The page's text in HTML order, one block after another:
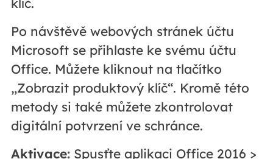
klíč.
Po návštěvě webových stránek účtu
Microsoft se přihlaste ke svému účtu
Office. Můžete kliknout na tlačítko
„Zobrazit produktový klíč“. Kromě této
metody si také můžete zkontrolovat
digitální potvrzení ve schránce.
Aktivace:Spusťte aplikaci Office 2016 >